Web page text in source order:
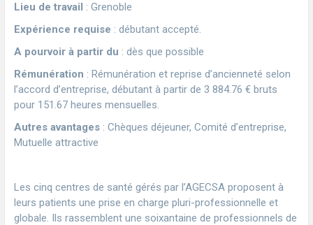
Lieu de travail : Grenoble
Expérience requise : débutant accepté.
A pourvoir à partir du : dès que possible
Rémunération : Rémunération et reprise d’ancienneté selon
l’accord d’entreprise, débutant à partir de 3 884.76 € bruts
pour 151.67 heures mensuelles.
Autres avantages : Chèques déjeuner, Comité d’entreprise,
Mutuelle attractive
Les cinq centres de santé gérés par l’AGECSA proposent à
leurs patients une prise en charge pluri-professionnelle et
globale. Ils rassemblent une soixantaine de professionnels de